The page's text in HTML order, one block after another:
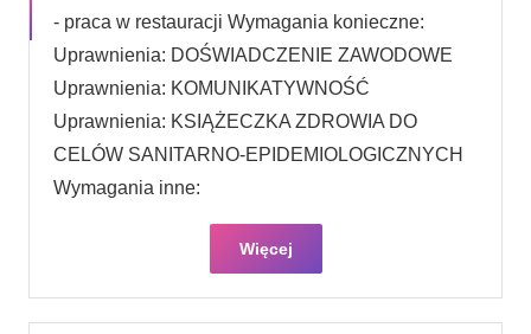
- praca w restauracji Wymagania konieczne:
Uprawnienia: DOŚWIADCZENIE ZAWODOWE
Uprawnienia: KOMUNIKATYWNOŚĆ
Uprawnienia: KSIĄŻECZKA ZDROWIA DO
CELÓW SANITARNO-EPIDEMIOLOGICZNYCH
Wymagania inne:
Więcej